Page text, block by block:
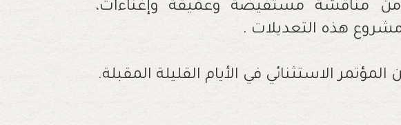
من مناقشة مستفيضة وعميقة وإغناءات،
هذه التعديلات .
الاستثنائي في الأيام القليلة المقبلة.